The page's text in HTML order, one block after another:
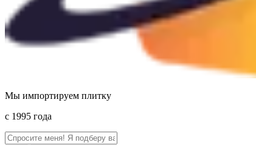
Мы импортируем плитку
c 1995 года